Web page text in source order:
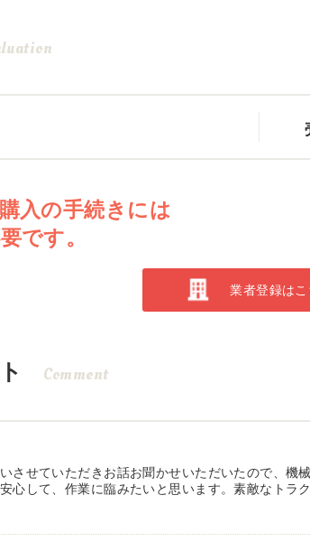
入の手続きには
です。
業者登録はこ
Comment
させていただきお話お聞かせいただいたので、
心して、作業に臨みたいと思います。素敵なトラ